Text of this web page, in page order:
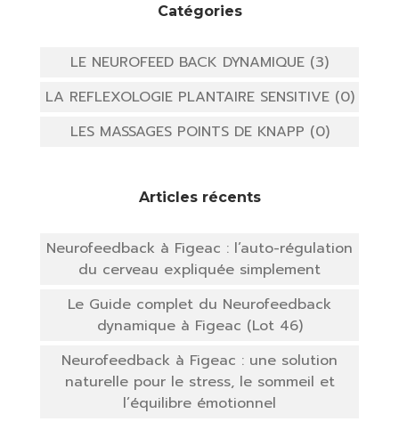
Catégories
LE NEUROFEED BACK DYNAMIQUE (3)
LA REFLEXOLOGIE PLANTAIRE SENSITIVE (0)
LES MASSAGES POINTS DE KNAPP (0)
Articles récents
Neurofeedback à Figeac : l’auto-régulation
du cerveau expliquée simplement
Le Guide complet du Neurofeedback
dynamique à Figeac (Lot 46)
Neurofeedback à Figeac : une solution
naturelle pour le stress, le sommeil et
l’équilibre émotionnel